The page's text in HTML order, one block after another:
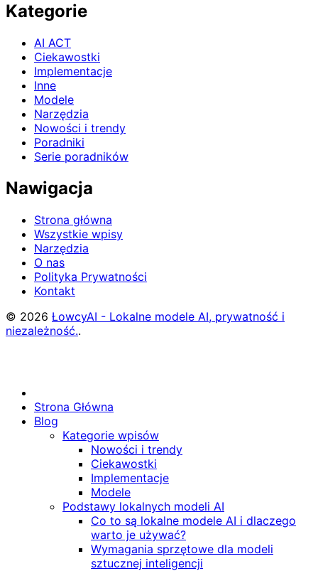
Kategorie
AI ACT
Ciekawostki
Implementacje
Inne
Modele
Narzędzia
Nowości i trendy
Poradniki
Serie poradników
Nawigacja
Strona główna
Wszystkie wpisy
Narzędzia
O nas
Polityka Prywatności
Kontakt
© 2026 ŁowcyAI - Lokalne modele AI, prywatność i
niezależność..
Strona Główna
Blog
Kategorie wpisów
Nowości i trendy
Ciekawostki
Implementacje
Modele
Podstawy lokalnych modeli AI
Co to są lokalne modele AI i dlaczego
warto je używać?
Wymagania sprzętowe dla modeli
sztucznej inteligencji